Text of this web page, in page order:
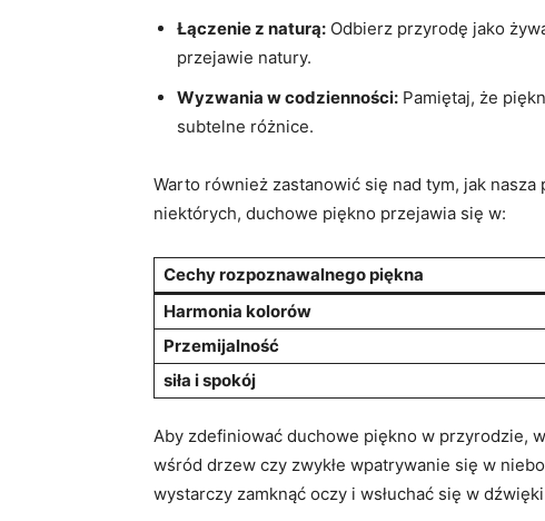
Łączenie z naturą: Odbierz przyrodę jako
⁤przejawie‍ natury.
Wyzwania w codzienności: Pamiętaj, ⁣że
subtelne różnice.
Warto również zastanowić się nad tym, jak
niektórych, duchowe piękno przejawia się w:
Cechy rozpoznawalnego piękna
Harmonia kolorów
Przemijalność
siła i spokój
Aby zdefiniować duchowe piękno w przyrodzie,
wśród drzew czy zwykłe wpatrywanie się ⁣w⁤
wystarczy​ zamknąć oczy i wsłuchać się w